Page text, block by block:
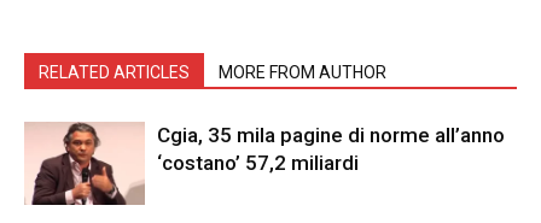
RELATED ARTICLES MORE FROM AUTHOR
Cgia, 35 mila pagine di norme all’anno
‘costano’ 57,2 miliardi